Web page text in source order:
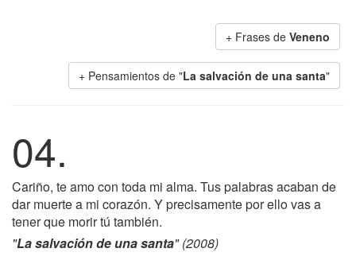
+ Frases de Veneno
+ Pensamientos de "La salvación de una santa"
04.
Cariño, te amo con toda mi alma. Tus palabras acaban de
dar muerte a mi corazón. Y precisamente por ello vas a
tener que morir tú también.
"La salvación de una santa" (2008)